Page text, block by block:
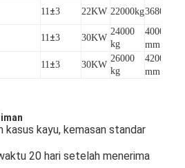
11 ±3 22KW 22000kg3680
11 ±3 30KW
24000
kg
4000
mm
11 ±3 30KW
26000
kg
4200
mm
kasus kayu, kemasan standar
20 hari setelah menerima